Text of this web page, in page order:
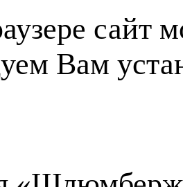
сайт
Вам